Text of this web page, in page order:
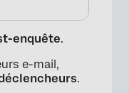
enquête.
e-mail,
.